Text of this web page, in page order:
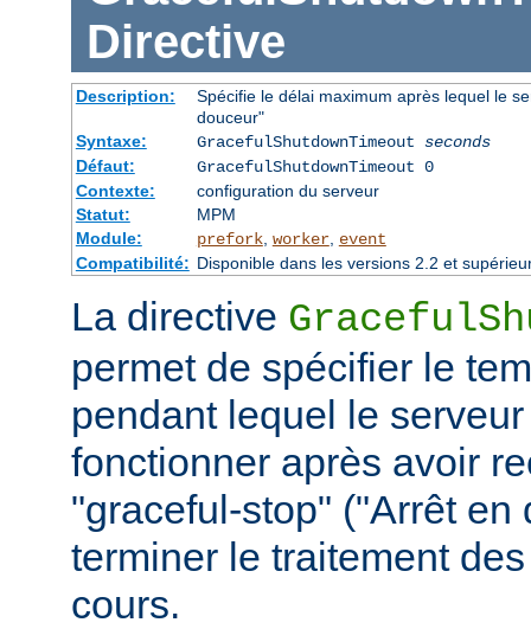
Directive
Description:
Spécifie le délai maximum après lequel le
douceur"
Syntaxe:
GracefulShutdownTimeout seconds
Défaut:
GracefulShutdownTimeout 0
Contexte:
configuration du serveur
Statut:
MPM
Module:
prefork, worker, event
Compatibilité: Disponible dans les versions 2.2 et
La directive
permet de spécifier le
pendant lequel le
fonctionner après avoir
"graceful-stop" ("Arrêt en
terminer le traitement
cours.